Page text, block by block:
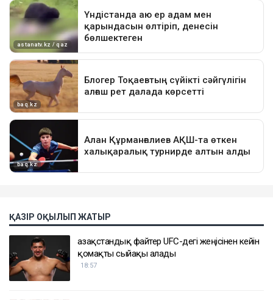
ҚАЗІР ОҚЫЛЫП ЖАТЫР
Қазақстандық файтер UFC-дегі жеңісінен кейін
қомақты сыйақы алады
18:57